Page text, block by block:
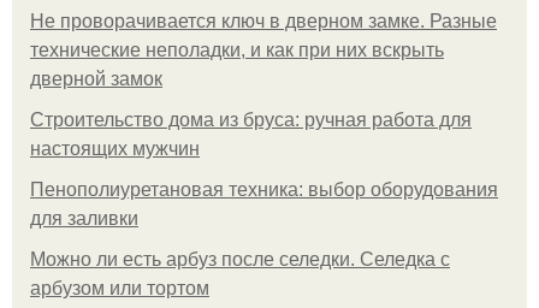
Не проворачивается ключ в дверном замке. Разные
технические неполадки, и как при них вскрыть
дверной замок
Строительство дома из бруса: ручная работа для
настоящих мужчин
Пенополиуретановая техника: выбор оборудования
для заливки
Можно ли есть арбуз после селедки. Селедка с
арбузом или тортом